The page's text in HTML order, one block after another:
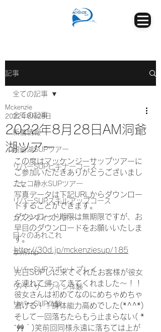
記事
全ての記事
新着情報
洞爺湖SUPツアー
リバーSUPビギナーコース
ニセコ静水SUPツアー
リバーSUPスキルアップコース
カスタマイズツアー
日々のあれこれ
本州Trip
リバーSUPスポットプレイ
リバーサーフィン体験
リバーSUP体験
全ての記事
2022年8月28日AM洞爺
湖ツアー
Mckenzie
2022年8月28日
この度はマッケンジーサップツアーに
ご参加いただきありがとうございまし
た。
写真データは下記URLからダウンロー
ドすることができます。
ダウンロード期限は無期限ですが、お
早目のダウンロードをお願いいたしま
す。
http://30d.jp/mckenziesup/185
先日SUPしに来てくれたお客様が彼女
を連れて帰ってきてくれました～！！
彼女さんは初めてなのにめちゃめちゃ
漕げる！！身体能力高めでした(*^^*)
そして一回落ちたらもう止まらない( *
´艸｀)笑前回同様永遠に落ちては上が